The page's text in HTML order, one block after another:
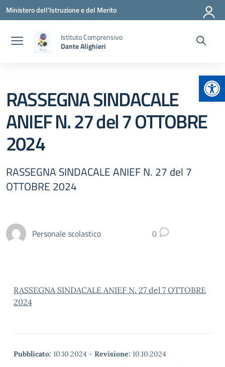
Vai ai contenuti
Vai al menu di navigazione
Vai al footer
Ministero dell'Istruzione e del Merito
Istituto Comprensivo
Dante Alighieri
RASSEGNA SINDACALE
ANIEF N. 27 del 7 OTTOBRE
2024
RASSEGNA SINDACALE ANIEF N. 27 del 7
OTTOBRE 2024
Personale scolastico 0
RASSEGNA SINDACALE ANIEF N. 27 del 7 OTTOBRE
2024
Pubblicato: 10.10.2024 - Revisione: 10.10.2024